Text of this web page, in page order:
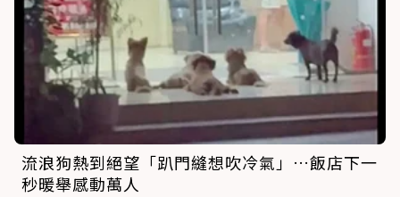
流浪狗熱到絕望「趴門縫想吹冷氣」…飯店下一
秒暖舉感動萬人